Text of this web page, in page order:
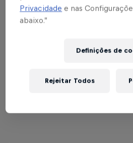
vence o
pelo
Brasileiro
Escrito por Thiago Kansler
Privacidade e nas
abaixo.”
Definições de
Rejeitar Todos